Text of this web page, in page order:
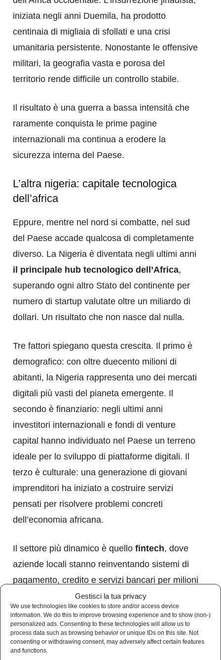
Gestisci la tua privacy
We use technologies like cookies to store and/or access device
information. We do this to improve browsing experience and to show (non-)
personalized ads. Consenting to these technologies will allow us to
process data such as browsing behavior or unique IDs on this site. Not
consenting or withdrawing consent, may adversely affect certain features
and functions.
iniziata negli anni Duemila, ha prodotto
centinaia di migliaia di sfollati e una crisi
umanitaria persistente. Nonostante le offensive
militari, la geografia vasta e porosa del
territorio rende difficile un controllo stabile.
Il risultato è una guerra a bassa intensità che
raramente conquista le prime pagine
internazionali ma continua a erodere la
sicurezza interna del Paese.
L’altra nigeria: capitale tecnologica
dell’africa
Eppure, mentre nel nord si combatte, nel sud
del Paese accade qualcosa di completamente
diverso. La Nigeria è diventata negli ultimi anni
il principale hub tecnologico dell’Africa,
superando ogni altro Stato del continente per
numero di startup valutate oltre un miliardo di
dollari. Un risultato che non nasce dal nulla.
Tre fattori spiegano questa crescita. Il primo è
demografico: con oltre duecento milioni di
abitanti, la Nigeria rappresenta uno dei mercati
digitali più vasti del pianeta emergente. Il
secondo è finanziario: negli ultimi anni
investitori internazionali e fondi di venture
capital hanno individuato nel Paese un terreno
ideale per lo sviluppo di piattaforme digitali. Il
terzo è culturale: una generazione di giovani
imprenditori ha iniziato a costruire servizi
pensati per risolvere problemi concreti
dell’economia africana.
Il settore più dinamico è quello fintech, dove
aziende locali stanno reinventando sistemi di
pagamento, credito e servizi bancari per milioni
di utenti che non hanno accesso alla finanza
tradizionale.
In città come Lagos, definita da molti la “Silicon